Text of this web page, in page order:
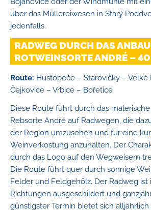
über das Müllereiwesen in Starý
jedenfalls.
RADWEG DURCH DAS
ROTWEINSORTE ANDRÉ –
Route: Hustopeče – Starovičky – Velké
Čejkovice – Vrbice – Bořetice
Diese Route führt durch das
Rebsorte André auf Radwegen, die
der Region umzusehen und für eine
Weinverkostung anzuhalten. Der
durch das Logo auf den Wegweisern
Die Route führt quer durch sonnige
Felder und Feldgehölz. Der Radweg ist
Richtungen ausgeschildert und
günstigster Termin bietet sich